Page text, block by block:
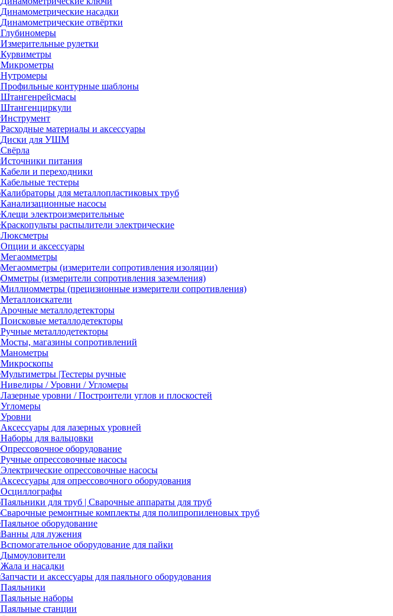
Динамометрические насадки
Динамометрические отвёртки
Глубиномеры
Измерительные рулетки
Курвиметры
Микрометры
Нутромеры
Профильные контурные шаблоны
Штангенрейсмасы
Штангенциркули
Инструмент
Расходные материалы и аксессуары
Диски для УШМ
Свёрла
Источники питания
Кабели и переходники
Кабельные тестеры
Калибраторы для металлопластиковых труб
Канализационные насосы
Клещи электроизмерительные
Краскопульты распылители электрические
Люксметры
Опции и аксессуары
Мегаомметры
Мегаомметры (измерители сопротивления изоляции)
Омметры (измерители сопротивления заземления)
Миллиомметры (прецизионные измерители сопротивления)
Металлоискатели
Арочные металлодетекторы
Поисковые металлодетекторы
Ручные металлодетекторы
Мосты, магазины сопротивлений
Манометры
Микроскопы
Мультиметры |Тестеры ручные
Нивелиры / Уровни / Угломеры
Лазерные уровни / Построители углов и плоскостей
Угломеры
Уровни
Аксессуары для лазерных уровней
Наборы для вальцовки
Опрессовочное оборудование
Ручные опрессовочные насосы
Электрические опрессовочные насосы
Аксессуары для опрессовочного оборудования
Осциллографы
Паяльники для труб | Сварочные аппараты для труб
Сварочные ремонтные комплекты для полипропиленовых труб
Паяльное оборудование
Ванны для лужения
Вспомогательное оборудование для пайки
Дымоуловители
Жала и насадки
Запчасти и аксессуары для паяльного оборудования
Паяльники
Паяльные наборы
Паяльные станции